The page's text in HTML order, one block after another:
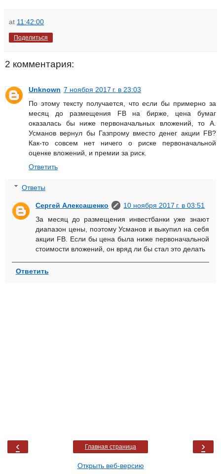
at 11:42:00
Поделиться
2 комментария:
Unknown 7 ноября 2017 г. в 23:03
По этому тексту получается, что если бы примерно за
месяц до размещения FB на бирже, цена бумаг
оказалась бы ниже первоначальных вложений, то А.
Усманов вернул бы Газпрому вместо денег акции FB?
Как-то совсем нет ничего о риске первоначальной
оценке вложений, и премии за риск.
Ответить
Ответы
Сергей Алексашенко
10 ноября 2017 г. в 03:51
За месяц до размещения инвестбанки уже знают
диапазон цены, поэтому Усманов и выкупил на себя
акции FB. Если бы цена была ниже первоначальной
стоимости вложений, он вряд ли бы стал это делать
Ответить
‹ ›
Главная страница
Открыть веб-версию